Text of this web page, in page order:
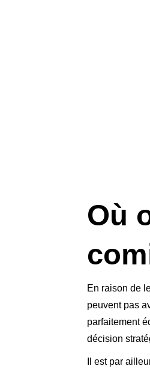
Où
En raison de
peuvent pas
parfaitement
décision
Il est par